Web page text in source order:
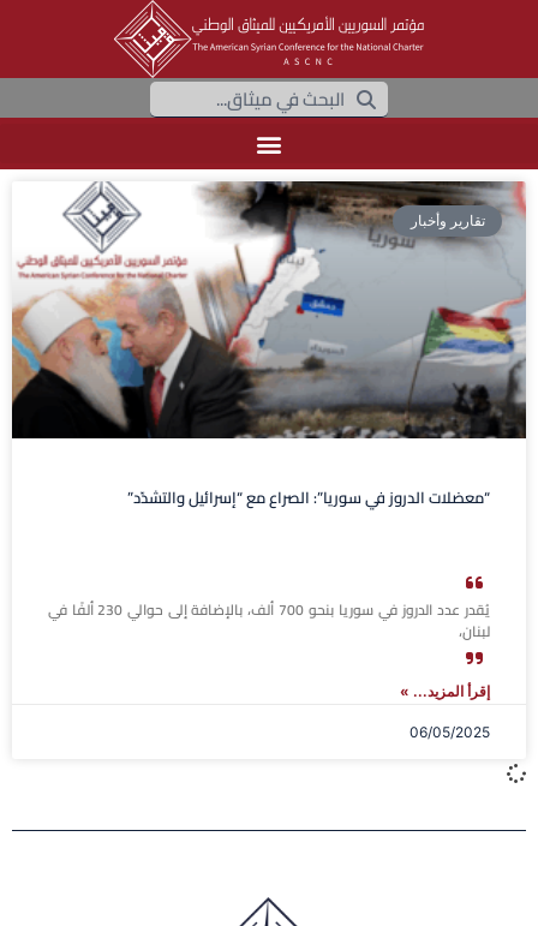
تقارير وأخبار
“معضلات الدروز في سوريا”: الصراع مع “إسرائيل والتشدّد”
يُقدر عدد الدروز في سوريا بنحو 700 ألف، بالإضافة إلى حوالي 230 ألفًا في
لبنان،
إقرأ المزيد... »
06/05/2025